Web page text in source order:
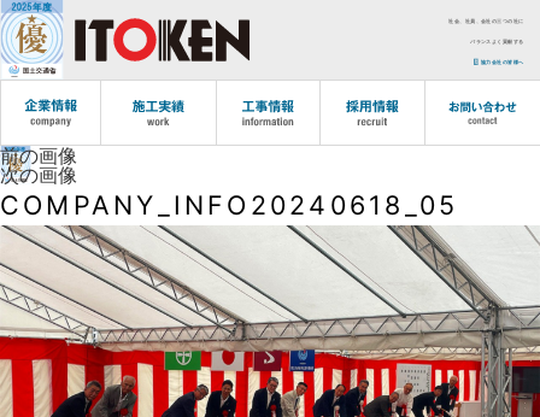
社会、社員、会社の三つの社に
バランスよく貢献する
協力会社の皆様へ
前の画像
次の画像
COMPANY_INFO20240618_05